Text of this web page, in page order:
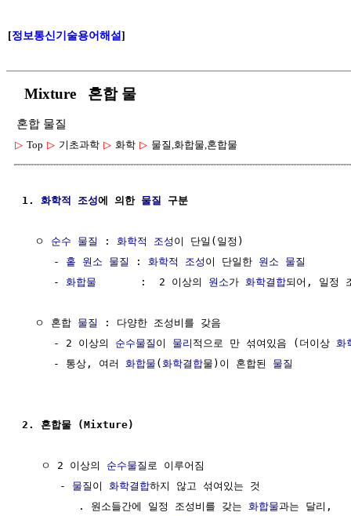
[정보통신기술용어해설]
Mixture 혼합 물
혼합 물질
▷ Top ▷ 기초과학 ▷ 화학 ▷ 물질,화합물,혼합물
1. 화학적 조성에 의한 물질 구분
  ㅇ
순수 물질 : 화학적 조성 이 단일(일정)
     -
홑 원소 물질 : 화학적 조성 이 단일한 원소
물질
     -
화합물
       :  2 이상의
원소가 화학결합되어, 일정
  ㅇ 혼합
물질
: 다양한 조성비를 갖음
     - 2 이상의
순수물질 이 물리 적으로 만 섞여있음 (더이상 화
     - 통상, 여러
화합물 ( 화학결합물)이 혼합된 물질
2. 혼합물 (Mixture)
   ㅇ 2 이상의
순수물질 로 이루어짐
      -
물질 이 화학결합하지 않고 섞여있는 것
         . 원소들간에 일정 조성비를 갖는
화합물과는 달리,